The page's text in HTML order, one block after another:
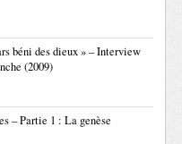
béni des dieux » – Interview
(2009)
– Partie 1 : La genèse